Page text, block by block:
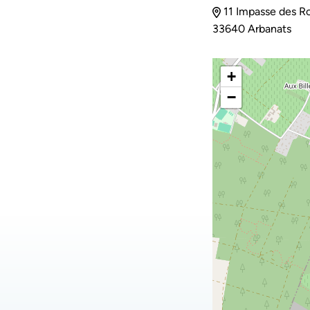
11 Impasse des
33640 Arbanats
+
−